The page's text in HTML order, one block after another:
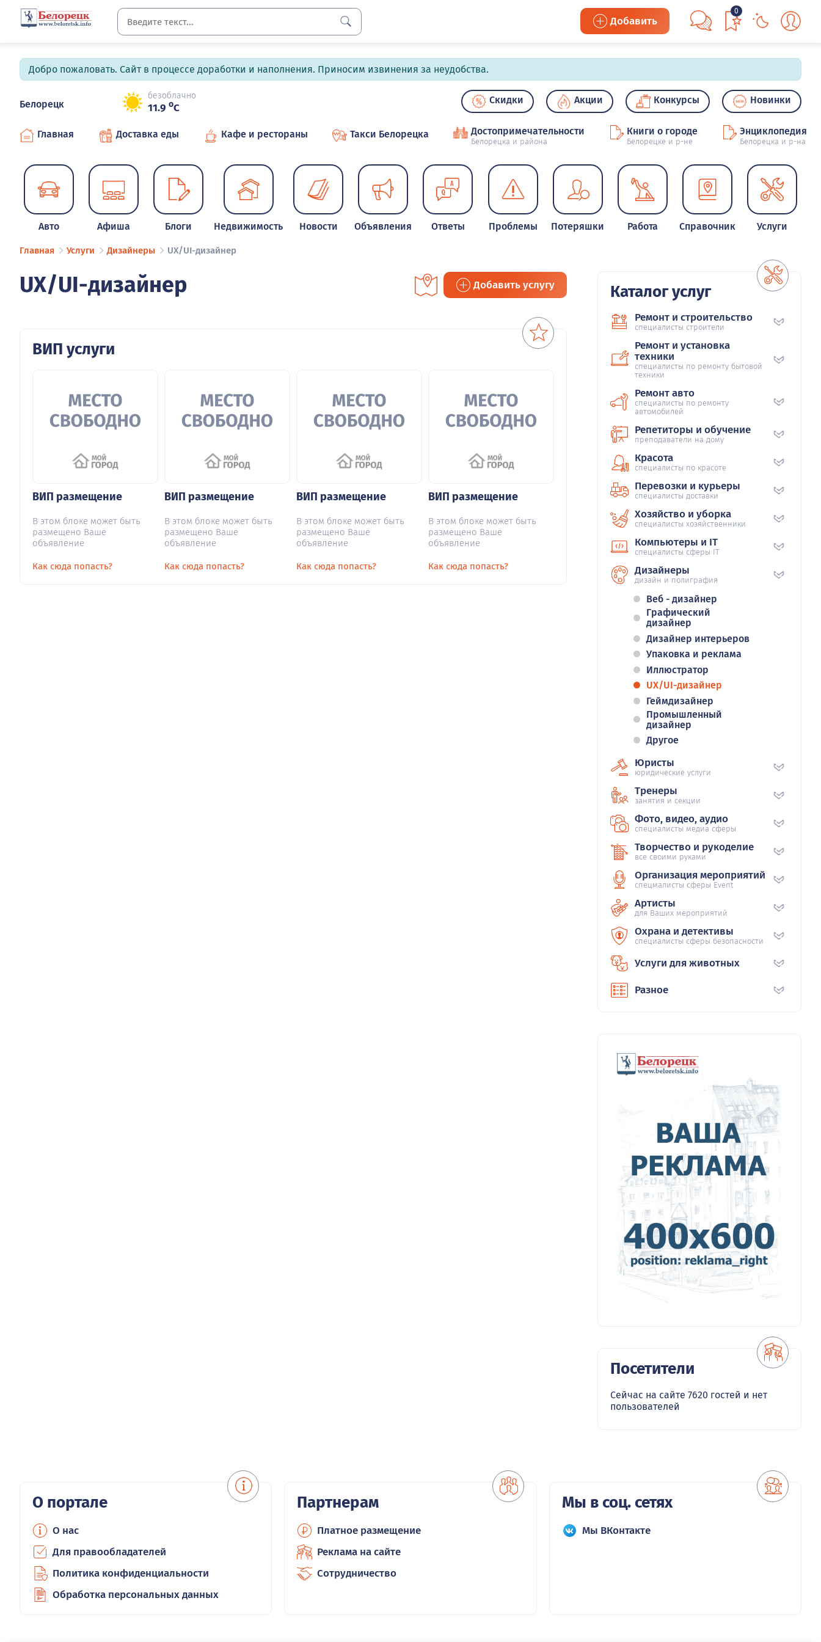
Добавить
0
Добро пожаловать. Сайт в процессе доработки и наполнения. Приносим извинения за неудобства.
Белорецк
безоблачно
11.9 oC
Скидки Акции Конкурсы Новинки
Главная Доставка еды Кафе и рестораны Такси Белорецка Достопримечательности
Белорецка и района
Книги о городе
Белорецке и р-не
Энциклопедия
Белорецка и р-на
Авто Афиша Блоги Недвижимость Новости Объявления Ответы Проблемы Потеряшки Работа Справочник Услуги
Главная Услуги Дизайнеры UX/UI-дизайнер
UX/UI-дизайнер Добавить услугу
ВИП услуги
ВИП размещение
В этом блоке может быть
размещено Ваше
объявление
Как сюда попасть?
ВИП размещение
В этом блоке может быть
размещено Ваше
объявление
Как сюда попасть?
ВИП размещение
В этом блоке может быть
размещено Ваше
объявление
Как сюда попасть?
ВИП размещение
В этом блоке может быть
размещено Ваше
объявление
Как сюда попасть?
Каталог услуг
Ремонт и строительство
специалисты строители
Ремонт и установка
техники
специалисты по ремонту бытовой
техники
Ремонт авто
специалисты по ремонту
автомобилей
Репетиторы и обучение
преподаватели на дому
Красота
специалисты по красоте
Перевозки и курьеры
специалисты доставки
Хозяйство и уборка
специалисты хозяйственники
Компьютеры и IT
специалисты сферы IT
Дизайнеры
дизайн и полиграфия
Веб - дизайнер
Графический
дизайнер
Дизайнер интерьеров
Упаковка и реклама
Иллюстратор
UX/UI-дизайнер
Геймдизайнер
Промышленный
дизайнер
Другое
Юристы
юридические услуги
Тренеры
занятия и секции
Фото, видео, аудио
специалисты медиа сферы
Творчество и рукоделие
все своими руками
Организация мероприятий
спецмалисты сферы Event
Артисты
для Ваших мероприятий
Охрана и детективы
специалисты сферы безопасности
Услуги для животных
Разное
Посетители
Сейчас на сайте 7620 гостей и нет
пользователей
О портале
О нас
Для правообладателей
Политика конфиденциальности
Обработка персональных данных
Партнерам
Платное размещение
Реклама на сайте
Сотрудничество
Мы в соц. сетях
Мы ВКонтакте